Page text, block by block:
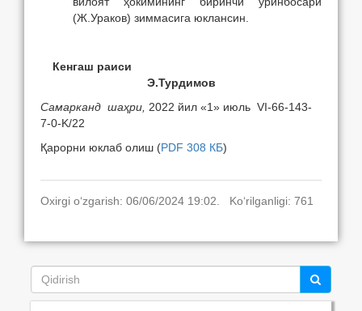
(Ж.Ураков) зиммасига юклансин.
Кенгаш раиси
Э.Турдимов
Самарканд шаҳри, 2022 йил «1» июль VI-66-143-
7-0-K/22
Қарорни юклаб олиш (PDF 308 КБ)
Oxirgi o‘zgarish: 06/06/2024 19:02. Ko‘rilganligi: 761